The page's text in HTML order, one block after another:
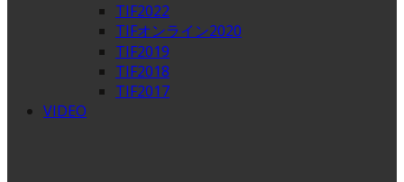
TIF2022
TIFオンライン2020
TIF2019
TIF2018
TIF2017
VIDEO